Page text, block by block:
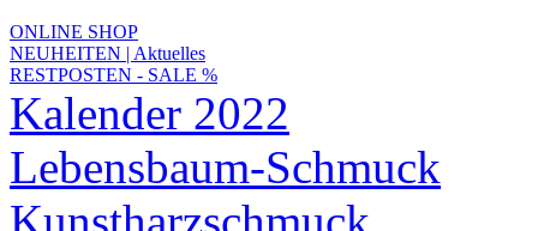
ONLINE SHOP
NEUHEITEN | Aktuelles
RESTPOSTEN - SALE %
Kalender 2022
Lebensbaum-Schmuck